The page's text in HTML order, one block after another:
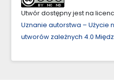
Utwór dostępny jest na
Uznanie autorstwa – Użycie
utworów zależnych 4.0